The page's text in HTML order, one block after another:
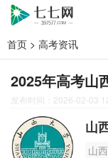
首页 > 高考资讯
2025年高考山
发布时间：2026-02-03
山
山西